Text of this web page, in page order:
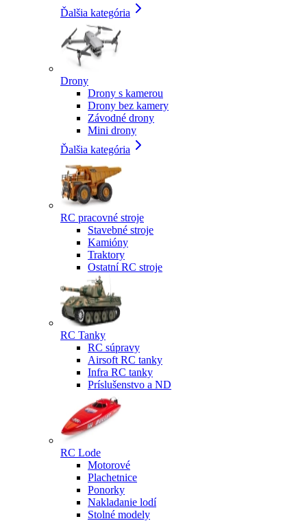
Ďalšia kategória
Drony
Drony s kamerou
Drony bez kamery
Závodné drony
Mini drony
Ďalšia kategória
RC pracovné stroje
Stavebné stroje
Kamióny
Traktory
Ostatní RC stroje
RC Tanky
RC súpravy
Airsoft RC tanky
Infra RC tanky
Príslušenstvo a ND
RC Lode
Motorové
Plachetnice
Ponorky
Nakladanie lodí
Stolné modely